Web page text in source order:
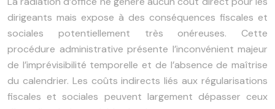
dirigeants mais expose à des conséquences fiscales et
sociales potentiellement très onéreuses. Cette
procédure administrative présente l’inconvénient majeur
de l’imprévisibilité temporelle et de l’absence de maîtrise
du calendrier. Les coûts indirects liés aux régularisations
fiscales et sociales peuvent largement dépasser ceux